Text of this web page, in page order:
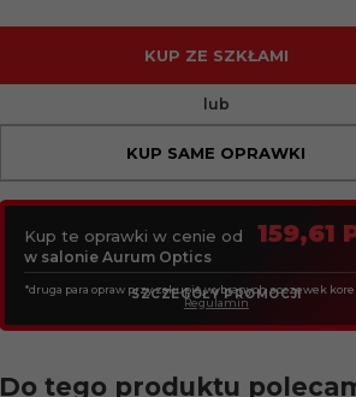
KUP ZE SZKŁAMI
lub
KUP SAME OPRAWKI
Kup te oprawki w cenie od 159,61
w salonie Aurum Optics
*druga para opraw przy zakupie wybranych soczewek
SZCZEGÓŁY PROMOCJI
Regulamin
Do tego produktu